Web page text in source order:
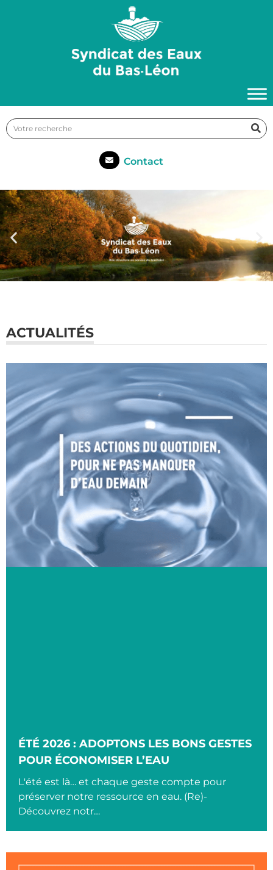
Contact
ACTUALITÉS
ÉTÉ 2026 : ADOPTONS LES BONS GESTES
POUR ÉCONOMISER L’EAU
L'été est là… et chaque geste compte pour
préserver notre ressource en eau. (Re)-
Découvrez notr…